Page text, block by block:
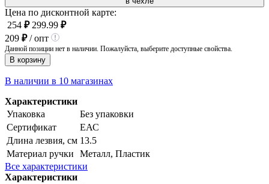
Цена по дисконтной карте:
254 ₽ 299.99 ₽
209 ₽/ опт
Данной позиции нет в наличии. Пожалуйста, выберите доступные свойства.
В корзину
В наличии в 10 магазинах
Характеристики
Упаковка
Без упаковки
Сертификат
ЕАС
Длина лезвия, см 13.5
Материал ручки
Металл, Пластик
Все характеристики
Характеристики